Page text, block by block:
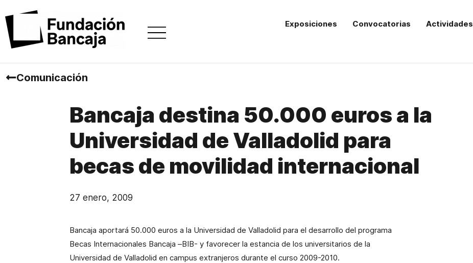
Exposiciones Convocatorias Actividades
Comunicación
Bancaja destina 50.000 euros a la
Universidad de Valladolid para
becas de movilidad internacional
27 enero, 2009
Bancaja aportará 50.000 euros a la Universidad de Valladolid para el desarrollo del programa
Becas Internacionales Bancaja –BIB- y favorecer la estancia de los universitarios de la
Universidad de Valladolid en campus extranjeros durante el curso 2009-2010.